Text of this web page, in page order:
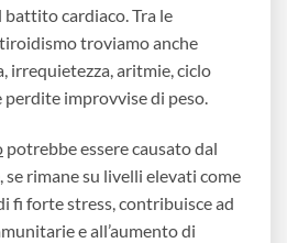
cardiaco. Tra le
troviamo anche
irrequietezza, aritmie, ciclo
improvvise di peso.
potrebbe essere causato dal
rimane su livelli elevati come
fi forte stress, contribuisce ad
e all’aumento di